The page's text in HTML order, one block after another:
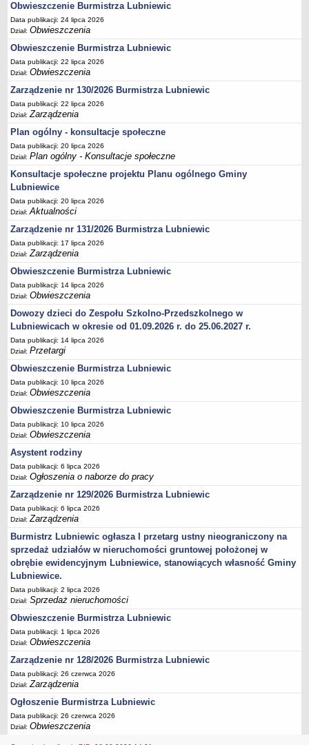
Miejsko-Gminny Ośrodek Pomocy Społecznej
Zakład Gospodarki Komunalnej
Środowiskowy Dom Samopomocy
Budżet Gminy
Majątek Gminy
Sprawozdania z wykonania budżetu - kwartalne
Sprawozdania z wykonania budżetu - półroczne, roczne
Umorzenia, odroczenia, raty
Fundacje i Stowarzyszenia dofinansowane z JST
Pomoc publiczna
Budżet obywatelski
Majątek jednostek podległych
Koszt wychowania przedszkolnego
Stawki czynszów najmu lokali mieszkalnych
PRZETARGI
Zamówienia publiczne
Sprzedaż mienia
Sprzedaż nieruchomości
Zapytania ofertowe
Plan zamówień publicznych
PRAWO LOKALNE
Statut
Uchwały Rady Miejskiej
Zarządzenia Burmistrza
Ogłoszenia Burmistrza
Opłaty i podatki
Zagospodarowanie przestrzenne
Programy i inne zamierzenia
Taryfy dla zbiorowego zaopatrzenia w wodę i zbiorowego
odprowadzania ścieków
Raport o stanie gminy Lubniewice
Zabytki gminne
PLANY, STUDIUM UWARUNKOWAŃ I KIERUNKÓW ZAGOSPODAROWANIA
PRZESTRZENNEGO
Zagospodarowanie przestrzenne
0_Studium
Plan ogólny
Plan ogólny - opiniowanie i uzgadnianie
Plan ogólny - Konsultacje społeczne
MPZP.1_IV.11.98
MPZP.2_XIV.105.2000
MPZP.3_XXIV.177.2001
Obwieszczenie Burmistrza Lubniewic
Data publikacji: 24 lipca 2026
Dział:Obwieszczenia
Obwieszczenie Burmistrza Lubniewic
Data publikacji: 22 lipca 2026
Dział:Obwieszczenia
Zarządzenie nr 130/2026 Burmistrza Lubniewic
Data publikacji: 22 lipca 2026
Dział:Zarządzenia
Plan ogólny - konsultacje społeczne
Data publikacji: 20 lipca 2026
Dział:Plan ogólny - Konsultacje społeczne
Konsultacje społeczne projektu Planu ogólnego Gminy
Lubniewice
Data publikacji: 20 lipca 2026
Dział:Aktualności
Zarządzenie nr 131/2026 Burmistrza Lubniewic
Data publikacji: 17 lipca 2026
Dział:Zarządzenia
Obwieszczenie Burmistrza Lubniewic
Data publikacji: 14 lipca 2026
Dział:Obwieszczenia
Dowozy dzieci do Zespołu Szkolno-Przedszkolnego w
Lubniewicach w okresie od 01.09.2026 r. do 25.06.2027 r.
Data publikacji: 14 lipca 2026
Dział:Przetargi
Obwieszczenie Burmistrza Lubniewic
Data publikacji: 10 lipca 2026
Dział:Obwieszczenia
Obwieszczenie Burmistrza Lubniewic
Data publikacji: 10 lipca 2026
Dział:Obwieszczenia
Asystent rodziny
Data publikacji: 6 lipca 2026
Dział:Ogłoszenia o naborze do pracy
Zarządzenie nr 129/2026 Burmistrza Lubniewic
Data publikacji: 6 lipca 2026
Dział:Zarządzenia
Burmistrz Lubniewic ogłasza I przetarg ustny nieograniczony na
sprzedaż udziałów w nieruchomości gruntowej położonej w
obrębie ewidencyjnym Lubniewice, stanowiących własność Gminy
Lubniewice.
Data publikacji: 2 lipca 2026
Dział:Sprzedaż nieruchomości
Obwieszczenie Burmistrza Lubniewic
Data publikacji: 1 lipca 2026
Dział:Obwieszczenia
Zarządzenie nr 128/2026 Burmistrza Lubniewic
Data publikacji: 26 czerwca 2026
Dział:Zarządzenia
Ogłoszenie Burmistrza Lubniewic
Data publikacji: 26 czerwca 2026
Dział:Obwieszczenia